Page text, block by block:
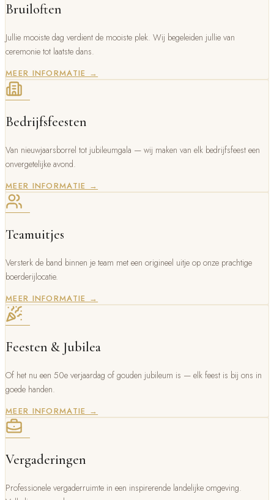
Bruiloften
Jullie mooiste dag verdient de mooiste plek. Wij begeleiden jullie van
ceremonie tot laatste dans.
MEER INFORMATIE →
Bedrijfsfeesten
Van nieuwjaarsborrel tot jubileumgala — wij maken van elk bedrijfsfeest een
onvergetelijke avond.
MEER INFORMATIE →
Teamuitjes
Versterk de band binnen je team met een origineel uitje op onze prachtige
boerderijlocatie.
MEER INFORMATIE →
Feesten & Jubilea
Of het nu een 50e verjaardag of gouden jubileum is — elk feest is bij ons in
goede handen.
MEER INFORMATIE →
Vergaderingen
Professionele vergaderruimte in een inspirerende landelijke omgeving.